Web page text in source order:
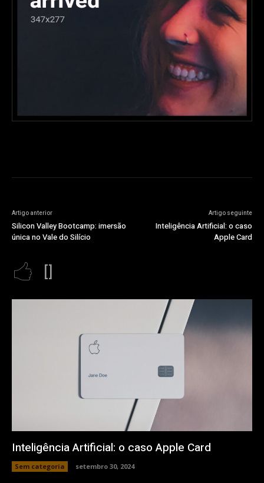
Artigo anterior
Silicon Valley Bootcamp: imersão
única no Vale do Silício
Artigo seguinte
Inteligência Artificial: o caso
Apple Card
[]
Inteligência Artificial: o caso Apple Card
Sem categoria setembro 30, 2024